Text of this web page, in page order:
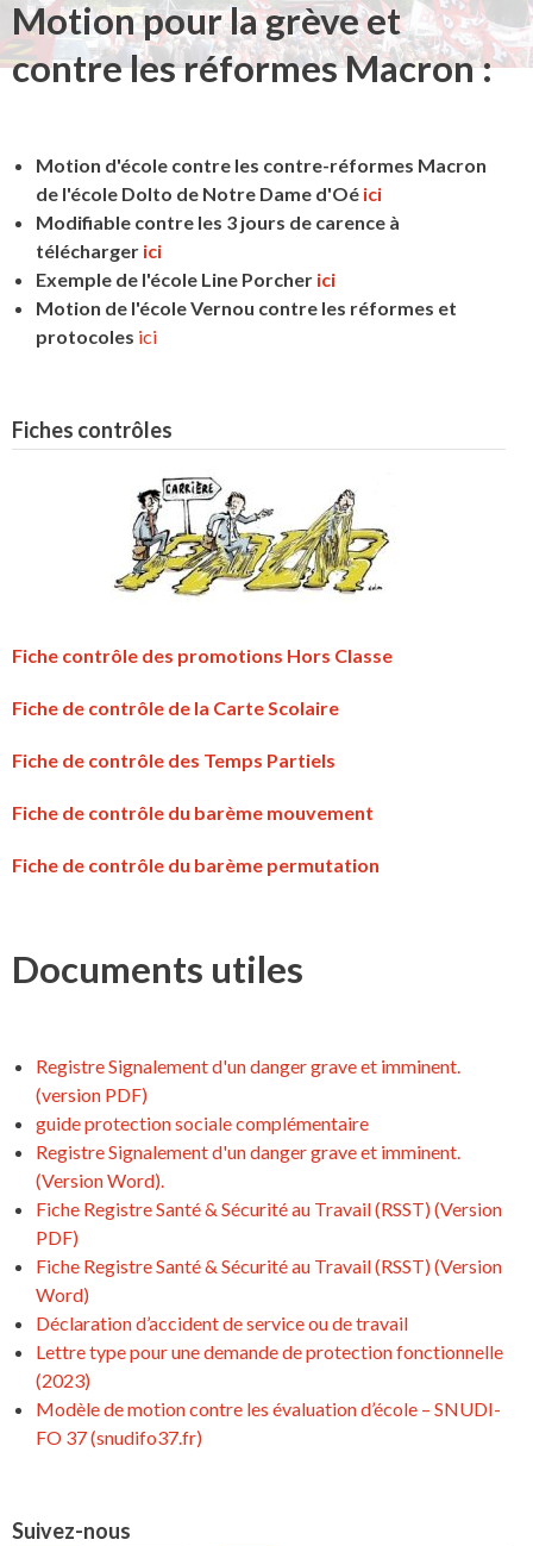
Motion pour la grève et
contre les réformes Macron :
Motion d'école contre les contre-réformes Macron
de l'école Dolto de Notre Dame d'Oé ici
Modifiable contre les 3 jours de carence à
télécharger ici
Exemple de l'école Line Porcher ici
Motion de l'école Vernou contre les réformes et
protocoles ici
Fiches contrôles
Fiche contrôle des promotions Hors Classe
Fiche de contrôle de la Carte Scolaire
Fiche de contrôle des Temps Partiels
Fiche de contrôle du barème mouvement
Fiche de contrôle du barème permutation
Documents utiles
Registre Signalement d'un danger grave et imminent.
(version PDF)
guide protection sociale complémentaire
Registre Signalement d'un danger grave et imminent.
(Version Word).
Fiche Registre Santé & Sécurité au Travail (RSST) (Version
PDF)
Fiche Registre Santé & Sécurité au Travail (RSST) (Version
Word)
Déclaration d’accident de service ou de travail
Lettre type pour une demande de protection fonctionnelle
(2023)
Modèle de motion contre les évaluation d’école – SNUDI-
FO 37 (snudifo37.fr)
Suivez-nous